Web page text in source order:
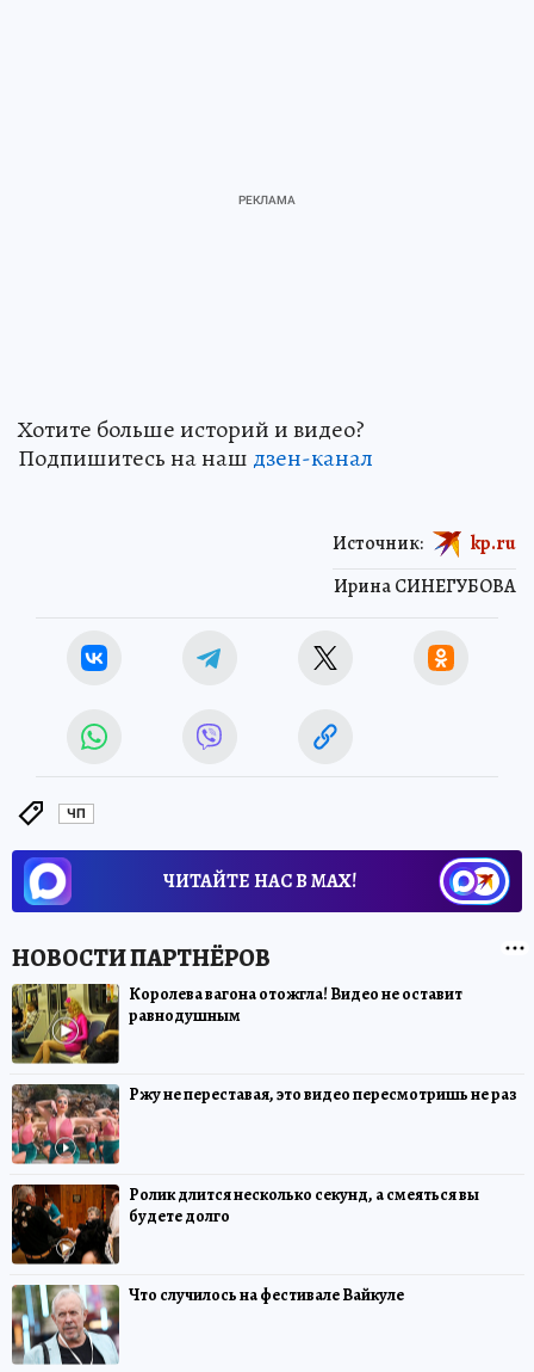
Хотите больше историй и видео?
Подпишитесь на наш дзен-канал
Ирина СИНЕГУБОВА
Источник: kp.ru
ЧП
ЧИТАЙТЕ НАС В МАХ!
Королева вагона отожгла! Видео не оставит
равнодушным
Ржу не переставая, это видео пересмотришь не раз
Ролик длится несколько секунд, а смеяться вы
будете долго
Что случилось на фестивале Вайкуле